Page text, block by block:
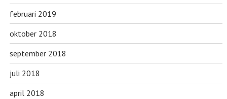
februari 2019
oktober 2018
september 2018
juli 2018
april 2018